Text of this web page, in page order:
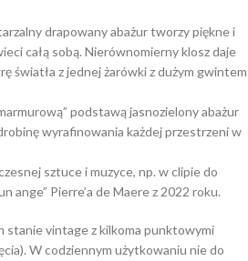
drapowany abażur tworzy piękne i
całą sobą. Nierównomierny klosz daje
światła z jednej żarówki z dużym gwintem
podstawą jasnozielony abażur
wyrafinowania każdej przestrzeni w
sztuce i muzyce, np. w clipie do
ange” Pierre’a de Maere z 2022 roku.
stanie vintage z kilkoma punktowymi
W codziennym użytkowaniu nie do